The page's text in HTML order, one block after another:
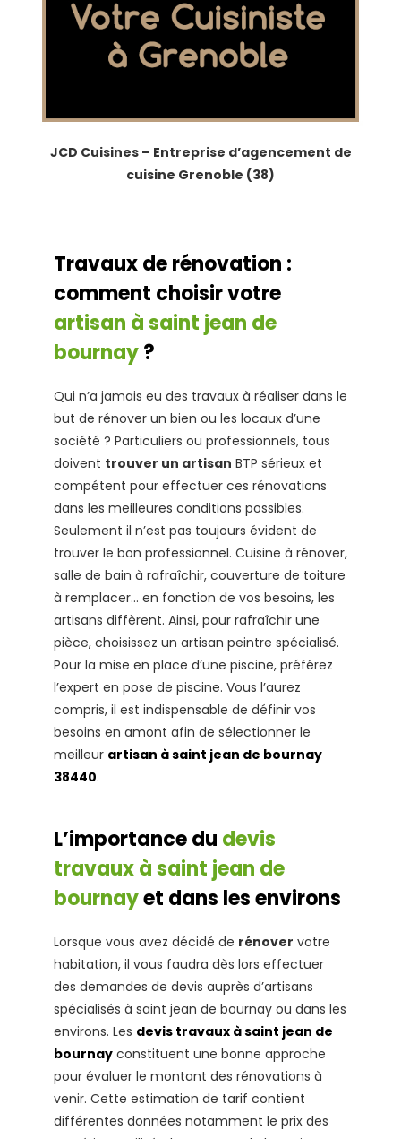
JCD Cuisines – Entreprise d’agencement de
cuisine Grenoble (38)
Travaux de rénovation :
comment choisir votre
artisan à saint jean de
bournay?
Qui n’a jamais eu des travaux à réaliser dans le
but de rénover un bien ou les locaux d’une
société ? Particuliers ou professionnels, tous
doivent trouver un artisan BTP sérieux et
compétent pour effectuer ces rénovations
dans les meilleures conditions possibles.
Seulement il n’est pas toujours évident de
trouver le bon professionnel. Cuisine à rénover,
salle de bain à rafraîchir, couverture de toiture
à remplacer… en fonction de vos besoins, les
artisans diffèrent. Ainsi, pour rafraîchir une
pièce, choisissez un artisan peintre spécialisé.
Pour la mise en place d’une piscine, préférez
l’expert en pose de piscine. Vous l’aurez
compris, il est indispensable de définir vos
besoins en amont afin de sélectionner le
meilleur artisan à saint jean de bournay
38440.
L’importance du devis
travaux à saint jean de
bournayet dans les environs
Lorsque vous avez décidé de rénover votre
habitation, il vous faudra dès lors effectuer
des demandes de devis auprès d’artisans
spécialisés à saint jean de bournay ou dans les
environs. Les devis travaux à saint jean de
bournay constituent une bonne approche
pour évaluer le montant des rénovations à
venir. Cette estimation de tarif contient
différentes données notamment le prix des